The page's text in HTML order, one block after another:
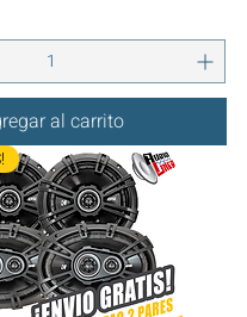
al carrito